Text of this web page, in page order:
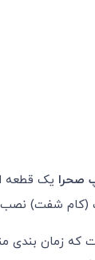
یک قطعه
شفت) نصب
که زمان بندی